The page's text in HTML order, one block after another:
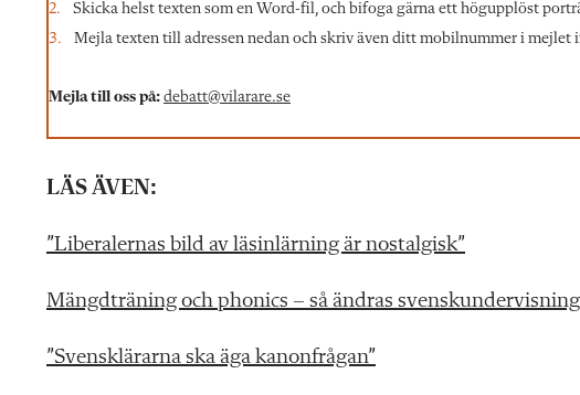
Skicka helst texten som en Word-fil, och bifoga gärna ett högupplöst
Mejla texten till adressen nedan och skriv även ditt mobilnummer i mejlet
Mejla till oss på: debatt@vilarare.se
LÄS ÄVEN:
”Liberalernas bild av läsinlärning är nostalgisk”
Mängdträning och phonics – så ändras
”Svensklärarna ska äga kanonfrågan”